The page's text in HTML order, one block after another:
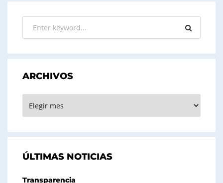
ARCHIVOS
ÚLTIMAS NOTICIAS
Transparencia